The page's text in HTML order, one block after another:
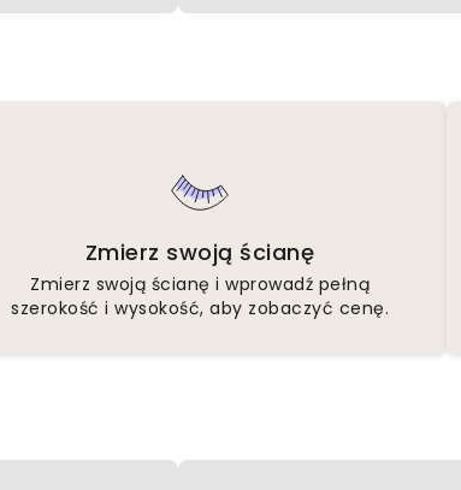
Zmierz swoją ścianę
Zmierz swoją ścianę i wprowadź pełną
szerokość i wysokość, aby zobaczyć cenę.